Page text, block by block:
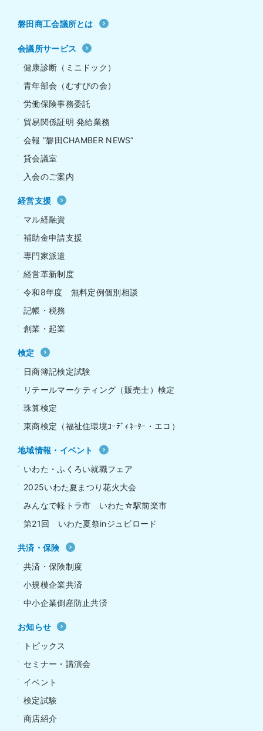
磐田商工会議所とは
会議所サービス
健康診断（ミニドック）
青年部会（むすびの会）
労働保険事務委託
貿易関係証明 発給業務
会報 ”磐田CHAMBER NEWS”
貸会議室
入会のご案内
経営支援
マル経融資
補助金申請支援
専門家派遣
経営革新制度
令和8年度 無料定例個別相談
記帳・税務
創業・起業
検定
日商簿記検定試験
リテールマーケティング（販売士）検定
珠算検定
東商検定（福祉住環境ｺｰﾃﾞｨﾈｰﾀｰ・エコ）
地域情報・イベント
いわた・ふくろい就職フェア
2025いわた夏まつり花火大会
みんなで軽トラ市 いわた☆駅前楽市
第21回 いわた夏祭inジュビロード
共済・保険
共済・保険制度
小規模企業共済
中小企業倒産防止共済
お知らせ
トピックス
セミナー・講演会
イベント
検定試験
商店紹介